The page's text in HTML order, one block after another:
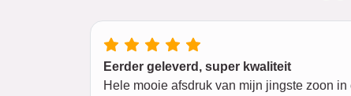
Eerder geleverd, super kwaliteit
Hele mooie afsdruk van mijn jingste zoon